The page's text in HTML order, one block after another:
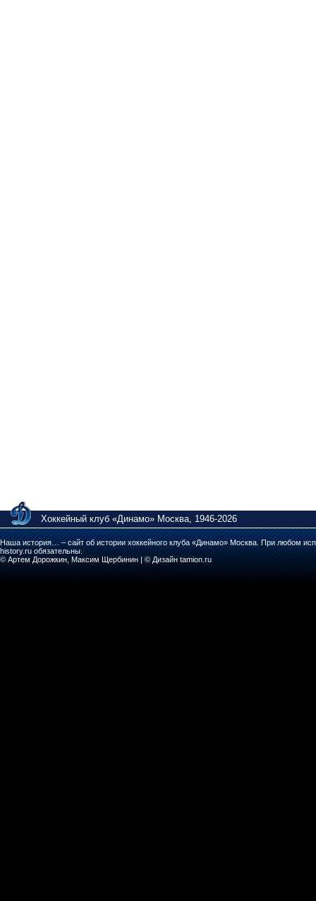
Хоккейный клуб «Динамо» Москва, 1946-2026
Наша история… – сайт об истории хоккейного клуба «Динамо» Москва. При любом
history.ru обязательны.
© Артем Дорожкин, Максим Щербинин | © Дизайн tamion.ru